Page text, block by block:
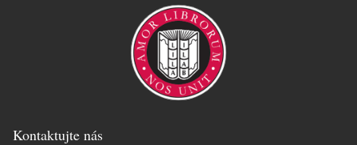
Kontaktujte nás